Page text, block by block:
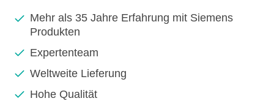
Mehr als 35 Jahre Erfahrung mit Siemens
Produkten
Expertenteam
Weltweite Lieferung
Hohe Qualität